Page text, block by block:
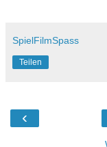
SpielFilmSpass
Teilen
‹